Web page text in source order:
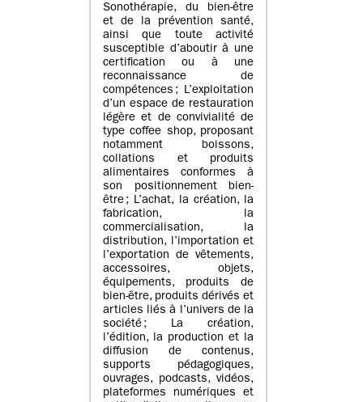
Sonothérapie, du bien-être
et de la prévention santé,
ainsi que toute activité
susceptible d’aboutir à une
certification ou à une
reconnaissance de
compétences ; L’exploitation
d’un espace de restauration
légère et de convivialité de
type coffee shop, proposant
notamment boissons,
collations et produits
alimentaires conformes à
son positionnement bien-
être ; L’achat, la création, la
fabrication, la
commercialisation, la
distribution, l’importation et
l’exportation de vêtements,
accessoires, objets,
équipements, produits de
bien-être, produits dérivés et
articles liés à l’univers de la
société ; La création,
l’édition, la production et la
diffusion de contenus,
supports pédagogiques,
ouvrages, podcasts, vidéos,
plateformes numériques et